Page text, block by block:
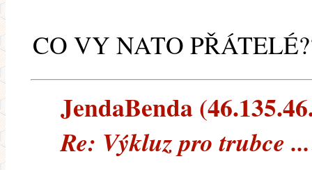
CO VY NATO
JendaBenda
Re: Výkluz pro trubce